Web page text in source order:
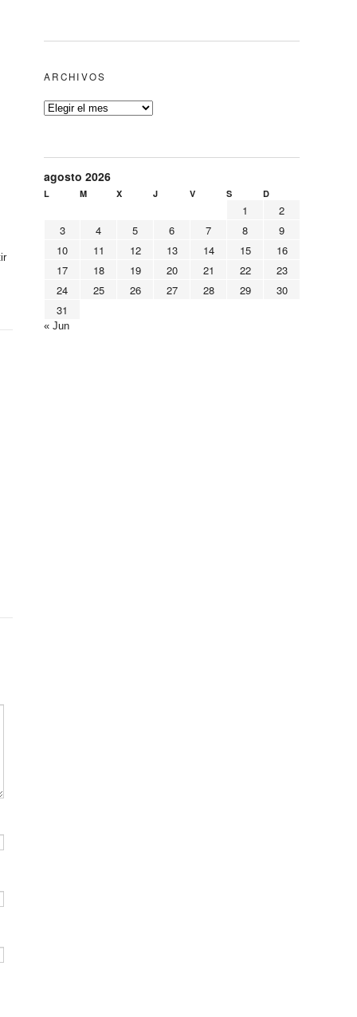
ARCHIVOS
agosto 2026
L M X J V S D
1
2
3
4 5 6 7 8
9
10
11 12 13 14 15
16
17
18 19 20 21 22
23
24
25 26 27 28 29
30
31
« Jun